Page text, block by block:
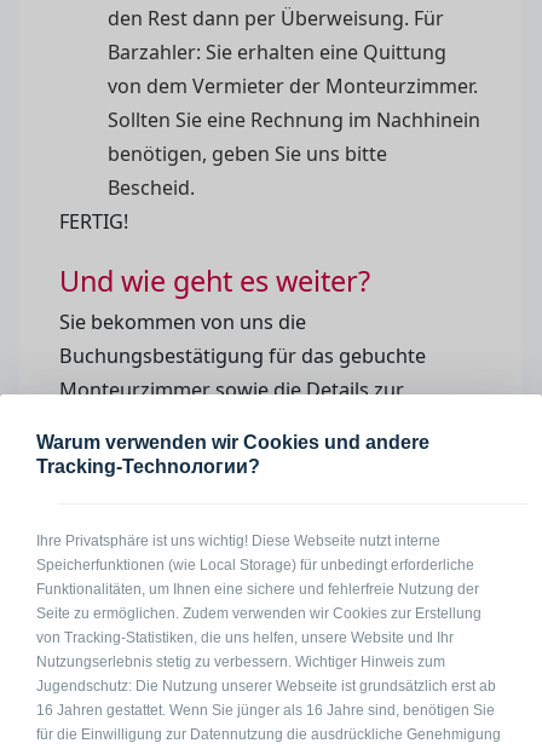
den Rest dann per Überweisung. Für
Barzahler: Sie erhalten eine Quittung
von dem Vermieter der Monteurzimmer.
Sollten Sie eine Rechnung im Nachhinein
benötigen, geben Sie uns bitte
Bescheid.
FERTIG!
Und wie geht es weiter?
Sie bekommen von uns die
Buchungsbestätigung für das gebuchte
Monteurzimmer sowie die Details zur
Unterkunft sowie den Namen und die
Warum verwenden wir Cookies und andere
Tracking-Technологии?
Ihre Privatsphäre ist uns wichtig! Diese Webseite nutzt interne
Speicherfunktionen (wie Local Storage) für unbedingt erforderliche
Funktionalitäten, um Ihnen eine sichere und fehlerfreie Nutzung der
Seite zu ermöglichen. Zudem verwenden wir Cookies zur Erstellung
von Tracking-Statistiken, die uns helfen, unsere Website und Ihr
Nutzungserlebnis stetig zu verbessern. Wichtiger Hinweis zum
Jugendschutz: Die Nutzung unserer Webseite ist grundsätzlich erst ab
16 Jahren gestattet. Wenn Sie jünger als 16 Jahre sind, benötigen Sie
für die Einwilligung zur Datennutzung die ausdrückliche Genehmigung